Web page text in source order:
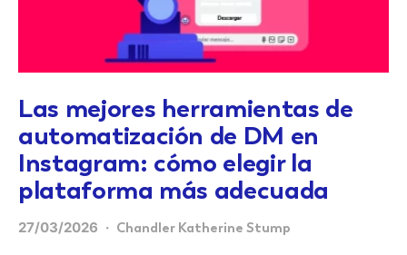
Las mejores herramientas de
automatización de DM en
Instagram: cómo elegir la
plataforma más adecuada
27/03/2026 Chandler Katherine Stump